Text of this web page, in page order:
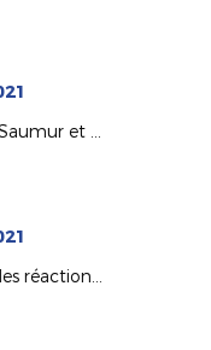
Coupe de France : Saumur et Châteaubriant, le jour d'après
Coupe de France : les réactions après Saumur-Toulouse !